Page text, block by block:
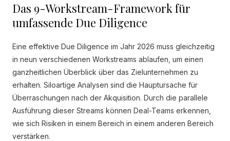
Das 9-Workstream-Framework für
umfassende Due Diligence
Eine effektive Due Diligence im Jahr 2026 muss gleichzeitig
in neun verschiedenen Workstreams ablaufen, um einen
ganzheitlichen Überblick über das Zielunternehmen zu
erhalten. Siloartige Analysen sind die Hauptursache für
Überraschungen nach der Akquisition. Durch die parallele
Ausführung dieser Streams können Deal-Teams erkennen,
wie sich Risiken in einem Bereich in einem anderen Bereich
verstärken.